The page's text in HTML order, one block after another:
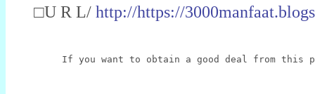
□U R L/ http://https://
If you want to obtain a good deal from this